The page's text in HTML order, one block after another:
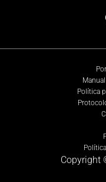
Política
Copyright